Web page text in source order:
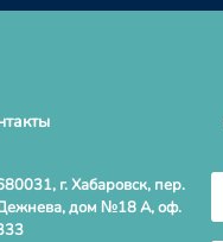
г. Хабаровск, пер.
дом №18 А, оф.